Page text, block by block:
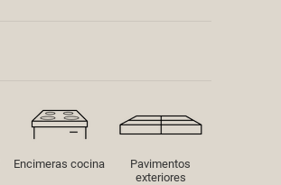
Encimeras cocina
Pavimentos
exteriores